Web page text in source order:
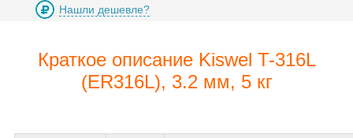
Нашли дешевле?
Краткое описание Kiswel T-316L
(ER316L), 3.2 мм, 5 кг